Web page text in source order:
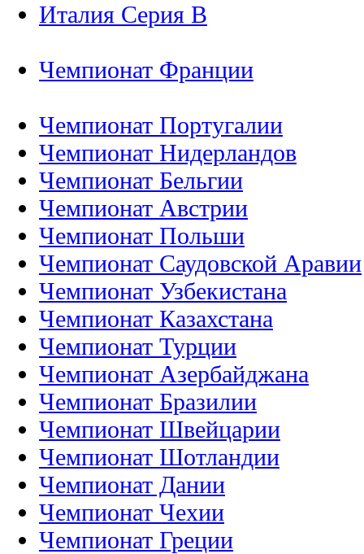
Италия Серия B
Чемпионат Франции
Чемпионат Португалии
Чемпионат Нидерландов
Чемпионат Бельгии
Чемпионат Австрии
Чемпионат Польши
Чемпионат Саудовской Аравии
Чемпионат Узбекистана
Чемпионат Казахстана
Чемпионат Турции
Чемпионат Азербайджана
Чемпионат Бразилии
Чемпионат Швейцарии
Чемпионат Шотландии
Чемпионат Дании
Чемпионат Чехии
Чемпионат Греции